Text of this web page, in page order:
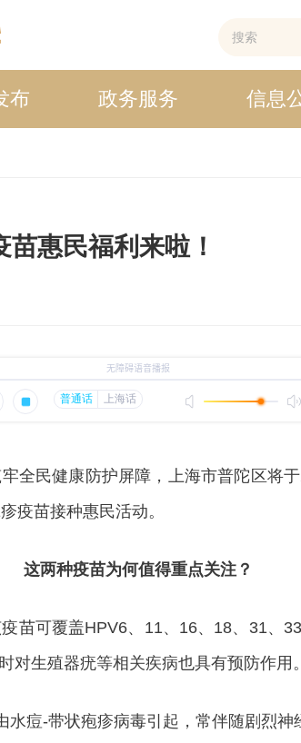
布 政务服务 信息
惠民福利来啦！
民健康防护屏障，上海市普陀区将
疫苗接种惠民活动。
这两种疫苗为何值得重点关注？
可覆盖HPV6、11、16、18、31、
生殖器疣等相关疾病也具有预防作用。
痘-带状疱疹病毒引起，常伴随剧烈神